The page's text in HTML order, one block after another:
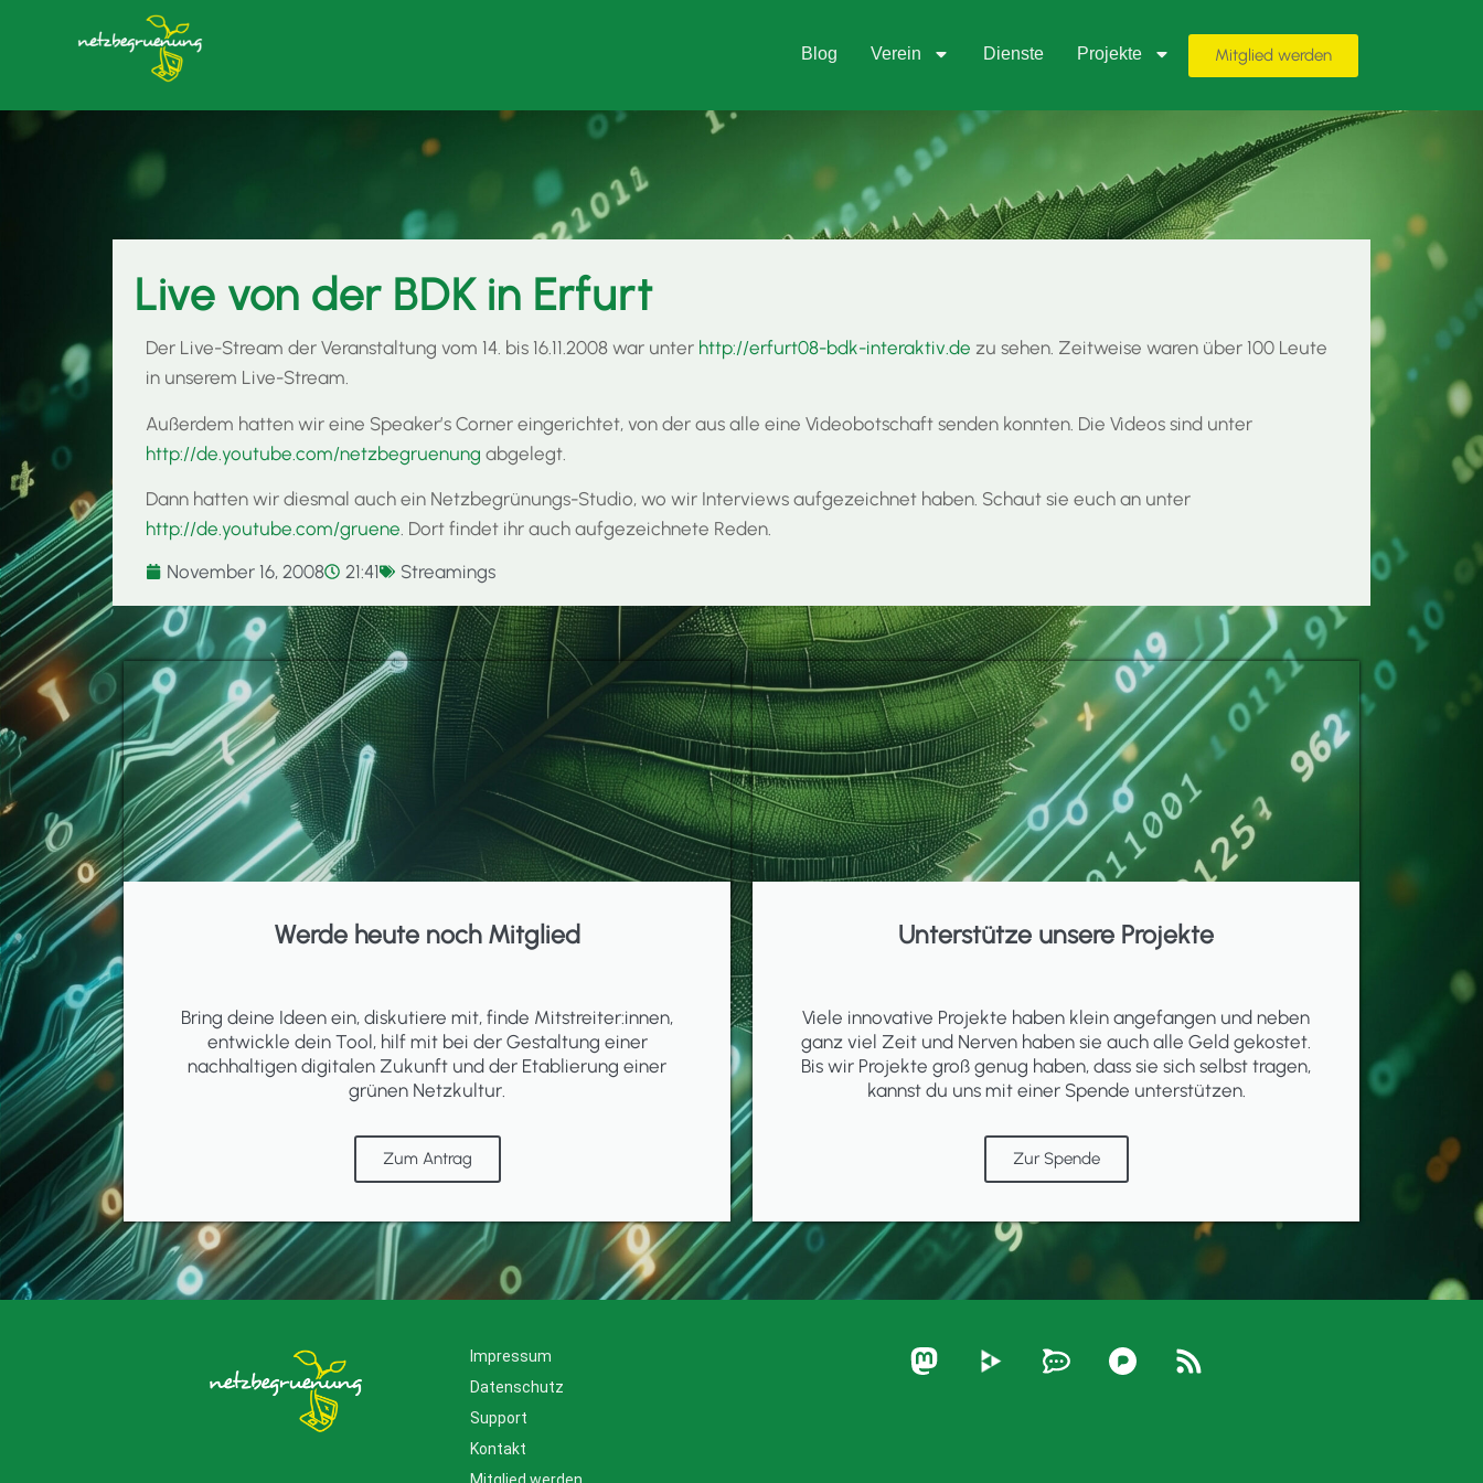
Blog Verein Dienste Projekte Mitglied werden
Live von der BDK in Erfurt
Der Live-Stream der Veranstaltung vom 14. bis 16.11.2008 war unter http://erfurt08-bdk-interaktiv.de zu sehen. Zeitweise waren über 100 Leute
in unserem Live-Stream.
Außerdem hatten wir eine Speaker’s Corner eingerichtet, von der aus alle eine Videobotschaft senden konnten. Die Videos sind unter
http://de.youtube.com/netzbegruenung abgelegt.
Dann hatten wir diesmal auch ein Netzbegrünungs-Studio, wo wir Interviews aufgezeichnet haben. Schaut sie euch an unter
http://de.youtube.com/gruene . Dort findet ihr auch aufgezeichnete Reden.
November 16, 2008
21:41 Streamings
Werde heute noch Mitglied
Bring deine Ideen ein, diskutiere mit, finde Mitstreiter:innen,
entwickle dein Tool, hilf mit bei der Gestaltung einer
nachhaltigen digitalen Zukunft und der Etablierung einer
grünen Netzkultur.
Zum Antrag
Unterstütze unsere Projekte
Viele innovative Projekte haben klein angefangen und neben
ganz viel Zeit und Nerven haben sie auch alle Geld gekostet.
Bis wir Projekte groß genug haben, dass sie sich selbst tragen,
kannst du uns mit einer Spende unterstützen.
Zur Spende
Impressum
Datenschutz
Support
Kontakt